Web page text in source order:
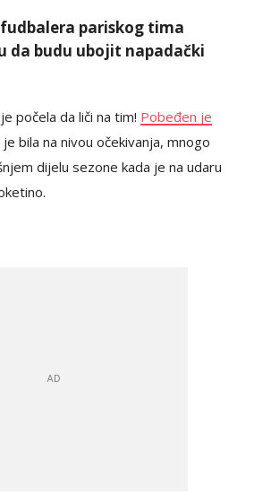
pariskog tima
da budu ubojit napadački
počela da liči na tim! Pobeđen je
je bila na nivou očekivanja, mnogo
dijelu sezone kada je na udaru